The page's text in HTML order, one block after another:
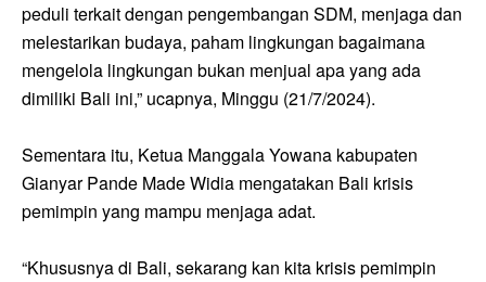
peduli terkait dengan pengembangan SDM, menjaga dan
melestarikan budaya, paham lingkungan bagaimana
mengelola lingkungan bukan menjual apa yang ada
dimiliki Bali ini,” ucapnya, Minggu (21/7/2024).
Sementara itu, Ketua Manggala Yowana kabupaten
Gianyar Pande Made Widia mengatakan Bali krisis
pemimpin yang mampu menjaga adat.
“Khususnya di Bali, sekarang kan kita krisis pemimpin